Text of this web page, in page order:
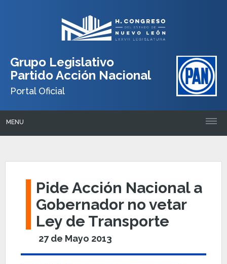
Grupo Legislativo
Partido Acción Nacional
Portal Oficial
MENU
Pide Acción Nacional a
Gobernador no vetar
Ley de Transporte
27 de Mayo 2013